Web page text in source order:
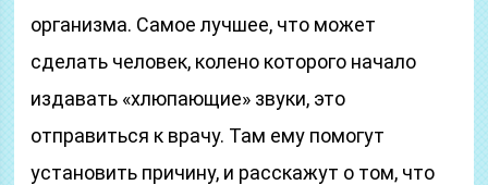
организма. Самое лучшее, что может
сделать человек, колено которого начало
издавать «хлюпающие» звуки, это
отправиться к врачу. Там ему помогут
установить причину, и расскажут о том, что